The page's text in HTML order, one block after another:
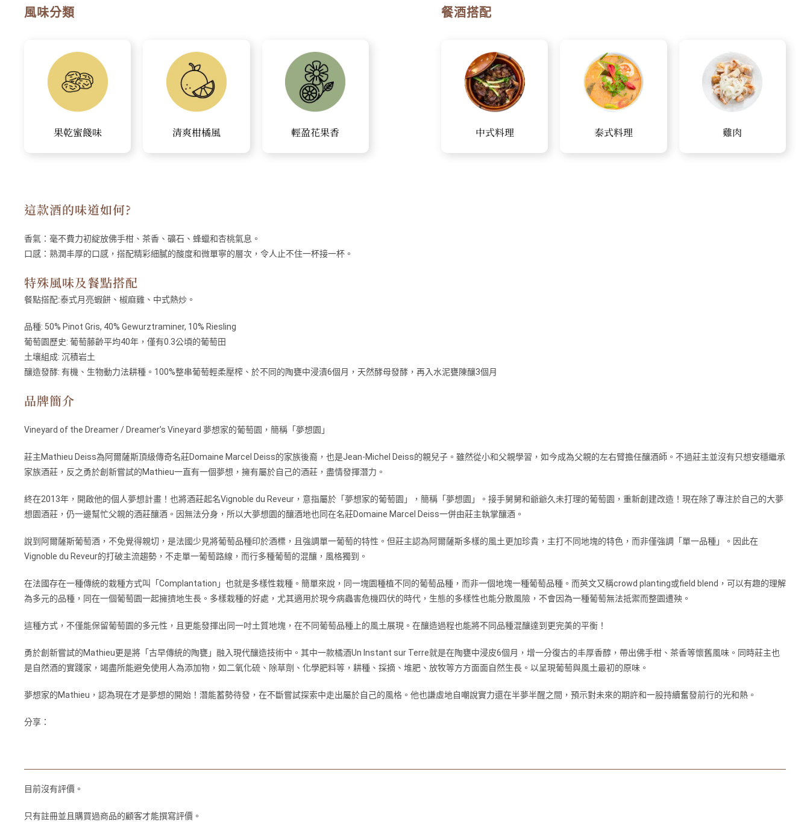
風味分類
果乾蜜餞味 清爽柑橘風 輕盈花果香
餐酒搭配
中式料理 泰式料理 雞肉
這款酒的味道如何?
香氣： 毫不費力初綻放佛手柑、茶香、礦石、蜂蠟和杏桃氣息。
口感： 熟潤丰厚的口感，搭配精彩細膩的酸度和微單寧的層次，令人止不住一杯接一杯。
特殊風味及餐點搭配
餐點搭配:泰式月亮蝦餅、椒麻雞、中式熱炒。
品種: 50% Pinot Gris, 40% Gewurztraminer, 10% Riesling
葡萄園歷史: 葡萄藤齡平均40年，僅有0.3公頃的葡萄田
土壤組成: 沉積岩土
釀造發酵: 有機、生物動力法耕種。100%整串葡萄輕柔壓榨、於不同的陶甕中浸漬6個月，天然酵母發酵，再入水泥甕陳釀3個月
品牌簡介
Vineyard of the Dreamer / Dreamer’s Vineyard 夢想家的葡萄園，簡稱「夢想園」
莊主Mathieu Deiss為阿爾薩斯頂級傳奇名莊Domaine Marcel Deiss的家族後裔，也是Jean-Michel Deiss的親兒子。雖然從小和父親學習，如今成為父親的左右臂擔任釀酒師。不過莊主並沒有只想安穩繼承
家族酒莊，反之勇於創新嘗試的Mathieu一直有一個夢想，擁有屬於自己的酒莊，盡情發揮潛力。
終在2013年，開啟他的個人夢想計畫！也將酒莊起名Vignoble du Reveur，意指屬於「夢想家的葡萄園」，簡稱「夢想園」。接手舅舅和爺爺久未打理的葡萄園，重新創建改造！現在除了專注於自己的大夢
想園酒莊，仍一邊幫忙父親的酒莊釀酒。因無法分身，所以大夢想園的釀酒地也同在名莊Domaine Marcel Deiss一併由莊主執掌釀酒。
說到阿爾薩斯葡萄酒，不免覺得親切，是法國少見將葡萄品種印於酒標，且強調單一葡萄的特性。但莊主認為阿爾薩斯多樣的風土更加珍貴，主打不同地塊的特色，而非僅強調「單一品種」。因此在
Vignoble du Reveur的打破主流趨勢，不走單一葡萄路線，而行多種葡萄的混釀，風格獨到。
在法國存在一種傳統的栽種方式叫「Complantation」也就是多樣性栽種。簡單來說，同一塊園種植不同的葡萄品種，而非一個地塊一種葡萄品種。而英文又稱crowd planting或field blend，可以有趣的理解
為多元的品種，同在一個葡萄園一起擁擠地生長。多樣栽種的好處，尤其適用於現今病蟲害危機四伏的時代，生態的多樣性也能分散風險，不會因為一種葡萄無法抵禦而整園遭殃。
這種方式，不僅能保留葡萄園的多元性，且更能發揮出同一吋土質地塊，在不同葡萄品種上的風土展現。在釀造過程也能將不同品種混釀達到更完美的平衡！
勇於創新嘗試的Mathieu更是將「古早傳統的陶甕」融入現代釀造技術中。其中一款橘酒Un Instant sur Terre就是在陶甕中浸皮6個月，增一分復古的丰厚香醇，帶出佛手柑、茶香等懷舊風味。同時莊主也
是自然酒的實踐家，竭盡所能避免使用人為添加物，如二氧化硫、除草劑、化學肥料等，耕種、採摘、堆肥、放牧等方方面面自然生長。以呈現葡萄與風土最初的原味。
夢想家的Mathieu，認為現在才是夢想的開始！潛能蓄勢待發，在不斷嘗試探索中走出屬於自己的風格。他也謙虛地自嘲說實力還在半夢半醒之間，預示對未來的期許和一股持續奮發前行的光和熱。
分享：
目前沒有評價。
只有註冊並且購買過商品的顧客才能撰寫評價。